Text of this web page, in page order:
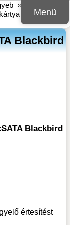
Menü
»
PCI 4xSATA
Blackbird
Blackbird
értesítést